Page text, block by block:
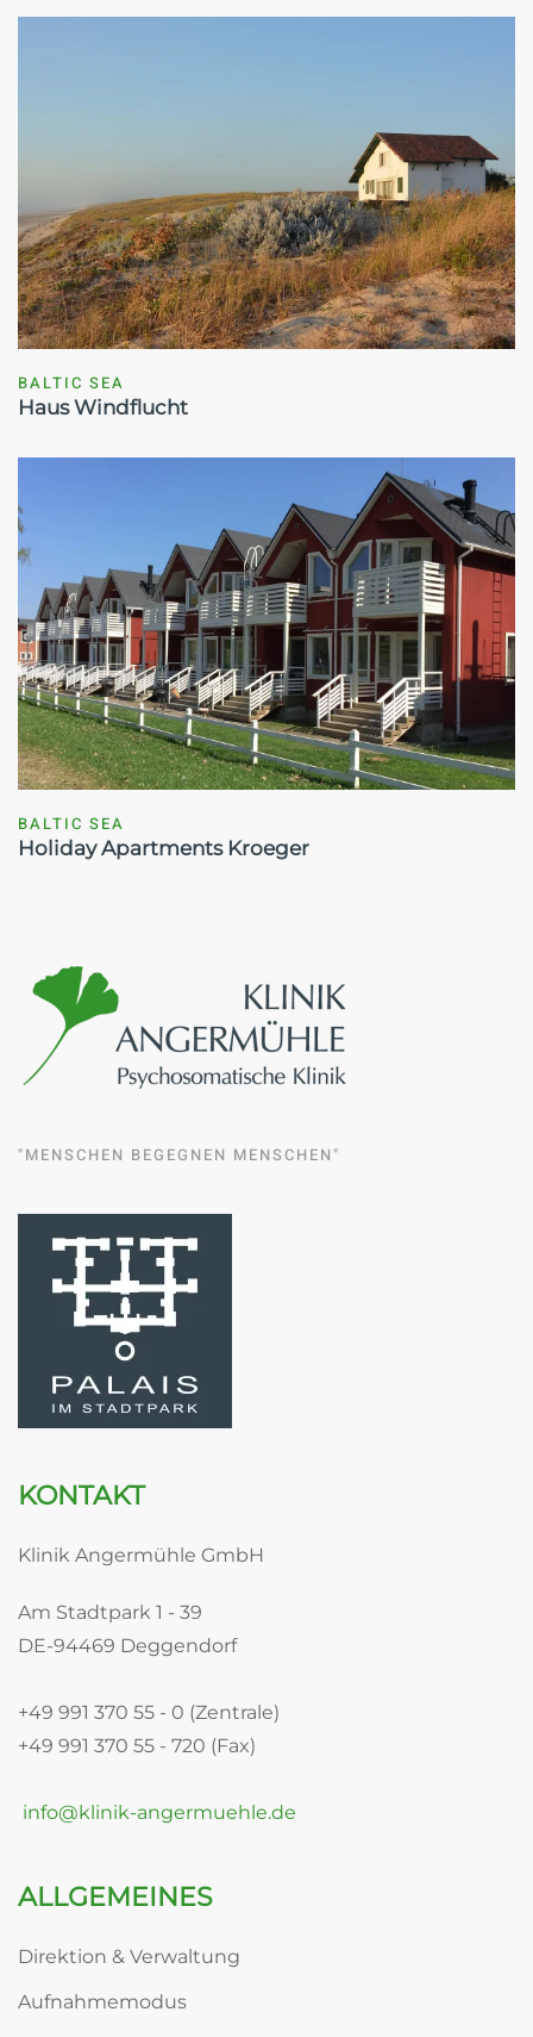
BALTIC SEA
Haus Windflucht
BALTIC SEA
Holiday Apartments Kroeger
"MENSCHEN BEGEGNEN MENSCHEN"
KONTAKT
Klinik Angermühle GmbH
Am Stadtpark 1 - 39
DE-94469 Deggendorf
+49 991 370 55 - 0 (Zentrale)
+49 991 370 55 - 720 (Fax)
info@klinik-angermuehle.de
ALLGEMEINES
Direktion & Verwaltung
Aufnahmemodus